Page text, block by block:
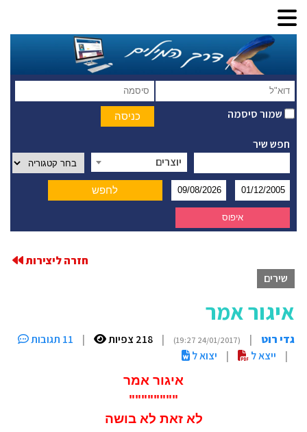
שמור סיסמה
חפש שיר
יוצרים
חזרה ליצירות
שירים
איגור אמר
גדי רוט |
(24/01/2017 19:27)
| 218 צפיות |
11 תגובות
|
ייצא ל |
יצוא ל
איגור אמר
""""""""
לא זאת לא בושה